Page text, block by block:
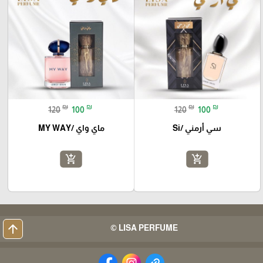
120 ₪ 100 ₪
سي أرمني /Si
add_shopping_cart
120 ₪ 100 ₪
ماي واي /MY WAY
add_shopping_cart
LISA PERFUME ©
arrow_upward